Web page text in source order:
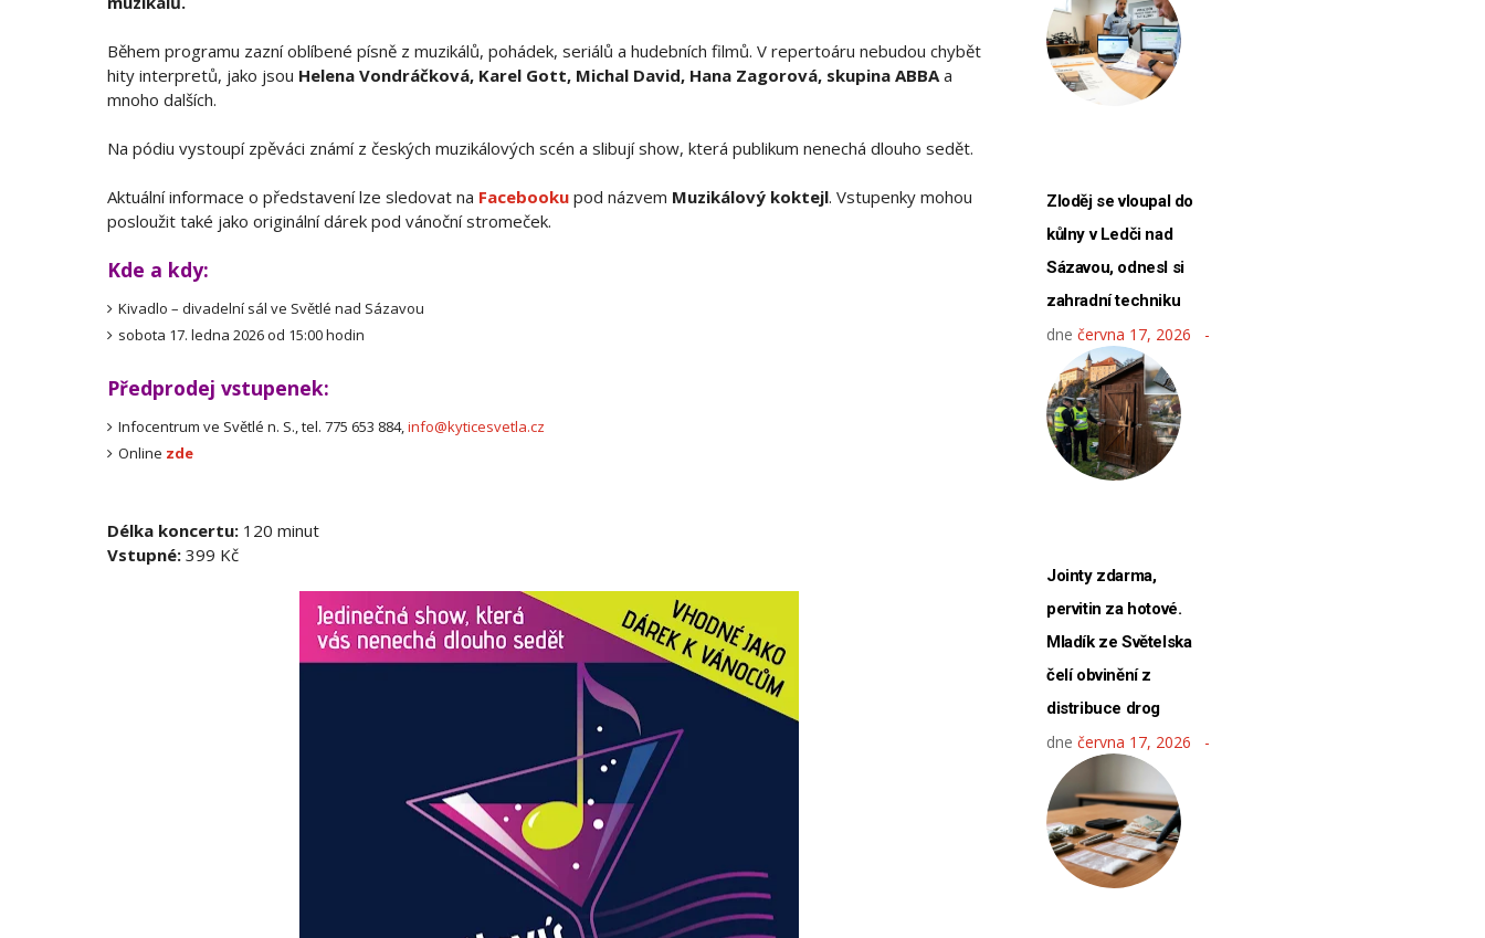
Během programu zazní oblíbené písně z muzikálů, pohádek, seriálů a hudebních filmů. V repertoáru nebudou chybět
hity interpretů, jako jsou Helena Vondráčková, Karel Gott, Michal David, Hana Zagorová, skupina ABBAa
mnoho dalších.
Na pódiu vystoupí zpěváci známí z českých muzikálových scén a slibují show, která publikum nenechá dlouho sedět.
Aktuální informace o představení lze sledovat na Facebooku pod názvem Muzikálový koktejl. Vstupenky mohou
posloužit také jako originální dárek pod vánoční stromeček.
Kde a kdy:
Kivadlo – divadelní sál ve Světlé nad Sázavou
sobota 17. ledna 2026 od 15:00 hodin
Předprodej vstupenek:
Infocentrum ve Světlé n. S., tel. 775 653 884,info@kyticesvetla.cz
Online zde
Délka koncertu: 120 minut
Vstupné: 399 Kč
Zloděj se vloupal do
kůlny v Ledči nad
Sázavou, odnesl si
zahradní techniku
dne června 17, 2026
Jointy zdarma,
pervitin za hotové.
Mladík ze Světelska
čelí obvinění z
distribuce drog
dne června 17, 2026